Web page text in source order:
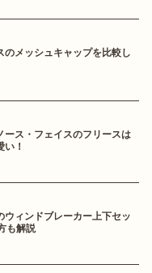
のメッシュキャップを比較し
ース・フェイスのフリースは
！
ウィンドブレーカー上下セッ
も解説